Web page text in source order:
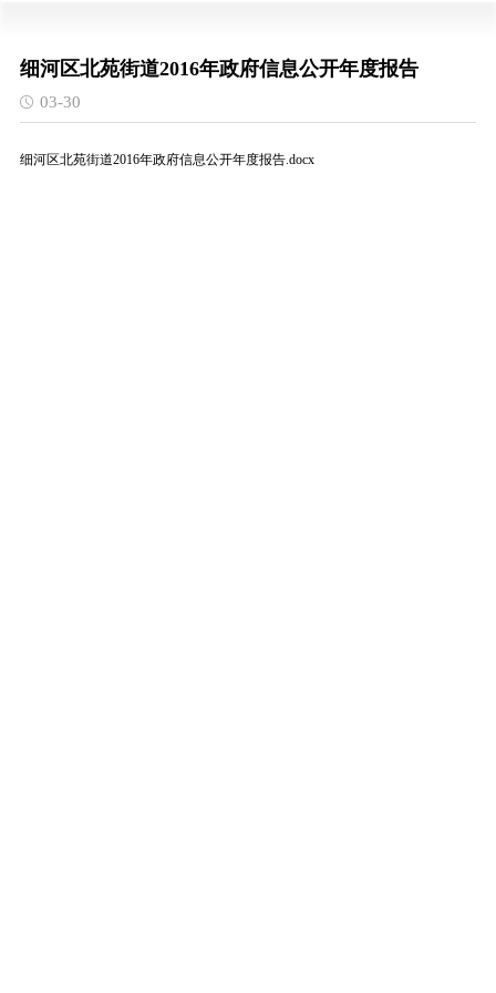
细河区北苑街道2016年政府信息公开年度报告
03-30
细河区北苑街道2016年政府信息公开年度报告.docx